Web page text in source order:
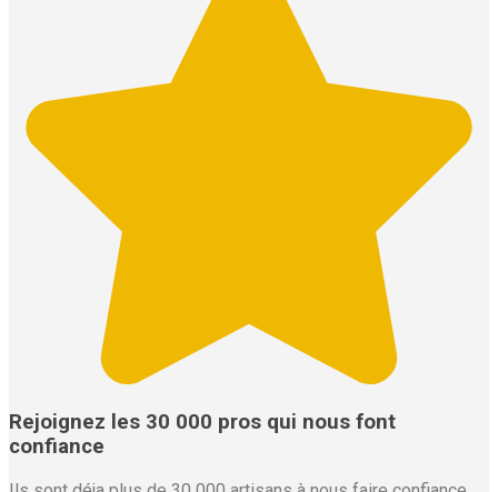
Rejoignez les 30 000 pros qui nous font
confiance